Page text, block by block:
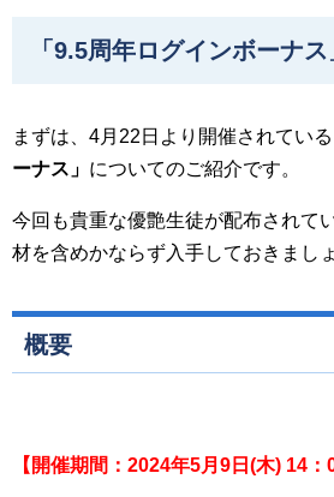
「9.5周年ログインボーナ
まずは、4月22日より開催されている
ーナス」 についてのご紹介です。
今回も貴重な優艶生徒が配布されて
材を含めかならず入手しておきまし
概要
【開催期間：2024年5月9 日(木) 14